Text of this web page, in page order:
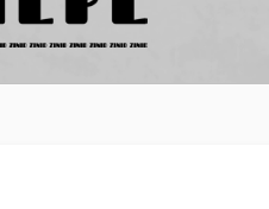
NEPE